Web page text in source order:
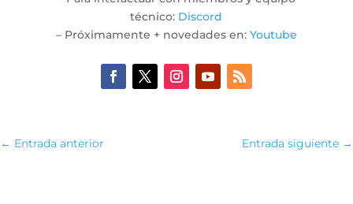
técnico: Discord
– Próximamente + novedades en: Youtube
← Entrada anterior Entrada siguiente →